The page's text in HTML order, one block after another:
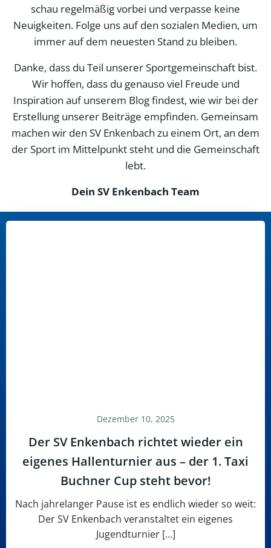
schau regelmäßig vorbei und verpasse keine
Neuigkeiten. Folge uns auf den sozialen Medien, um
immer auf dem neuesten Stand zu bleiben.
Danke, dass du Teil unserer Sportgemeinschaft bist.
Wir hoffen, dass du genauso viel Freude und
Inspiration auf unserem Blog findest, wie wir bei der
Erstellung unserer Beiträge empfinden. Gemeinsam
machen wir den SV Enkenbach zu einem Ort, an dem
der Sport im Mittelpunkt steht und die Gemeinschaft
lebt.
Dein SV Enkenbach Team
Dezember 10, 2025
Der SV Enkenbach richtet wieder ein
eigenes Hallenturnier aus – der 1. Taxi
Buchner Cup steht bevor!
Nach jahrelanger Pause ist es endlich wieder so weit:
Der SV Enkenbach veranstaltet ein eigenes
Jugendturnier […]